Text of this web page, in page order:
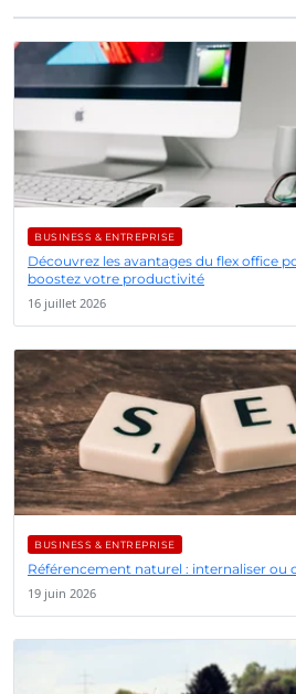
BUSINESS & ENTREPRISE
Découvrez les avantages du flex office
boostez votre productivité
16 juillet 2026
BUSINESS & ENTREPRISE
Référencement naturel : internaliser ou
19 juin 2026